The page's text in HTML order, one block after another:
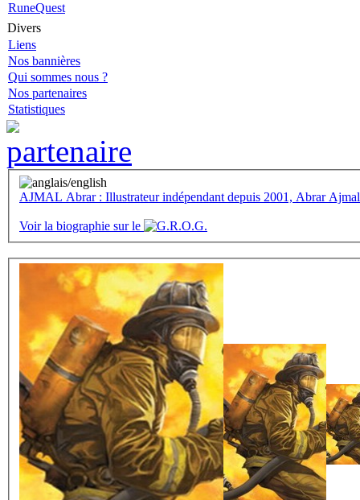
RuneQuest
Divers
Liens
Nos bannières
Qui sommes nous ?
Nos partenaires
Statistiques
AJMAL Abrar : Illustrateur indépendant depuis 2001, Abrar
Voir la biographie sur le